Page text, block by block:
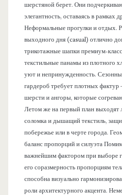
шерстяной берет. Они
элегантность, оставаясь в рамках
Неформальные прогулки и отдых.
выходного дня (casual) отлично
трикотажные шапки премиум-
текстильные панамы из плотного
уют и непринужденность.
гардероб требует плотных
шерсти и ангоры, которые
Летом же на первый план выходят
соломка и дышащий текстиль,
побережье или в черте города.
баланс пропорций и силуэта
важнейшим фактором при выборе
его соразмерность пропорциям
способна визуально
роли архитектурного акцента.